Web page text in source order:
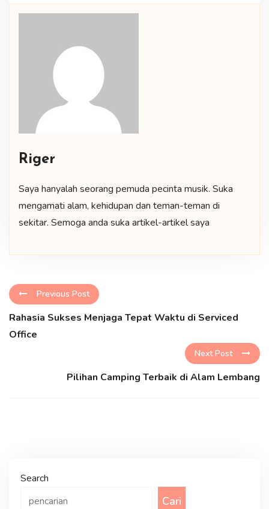
Riger
Saya hanyalah seorang pemuda pecinta musik. Suka
mengamati alam, kehidupan dan teman-teman di
sekitar. Semoga anda suka artikel-artikel saya
Previous Post
Rahasia Sukses Menjaga Tepat Waktu di Serviced
Office
Next Post
Pilihan Camping Terbaik di Alam Lembang
Search
Cari